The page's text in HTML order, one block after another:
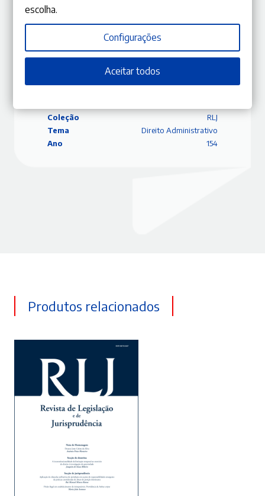
Editora
Gestlegal
Coleção
RLJ
Tema
Direito Administrativo
Ano
154
Produtos relacionados
ADICIONAR
escolha.
Configurações
Aceitar todos